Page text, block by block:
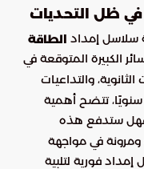
ظل التحديات
إمداد الطاقة
الكبيرة المتوقعة في
والتداعيات
20 مليار دولار سنويًا، تتضح أهمية
ستدفع هذه
ومرونة في مواجهة
إمداد فورية لتلبية